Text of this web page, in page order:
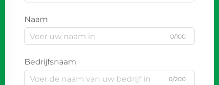
Naam
0/100
Bedrijfsnaam
0/200